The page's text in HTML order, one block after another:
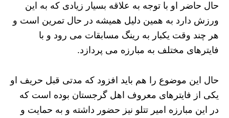
حال حاضر او با توجه به علاقه بسیار زیادی که به این
ورزش دارد به همین دلیل همیشه در حال تمرین است و
هر چند وقت یکبار به رینگ مسابقات می‌ رود و با
فایترهای مختلف به مبارزه می‌ پردازد.
حال این موضوع را هم باید افزود که مدتی قبل حریف او
یکی از فایترهای معروف اهل گرجستان بوده است که
در این مبارزه امیر تتلو نیز حضور داشته و به حمایت و